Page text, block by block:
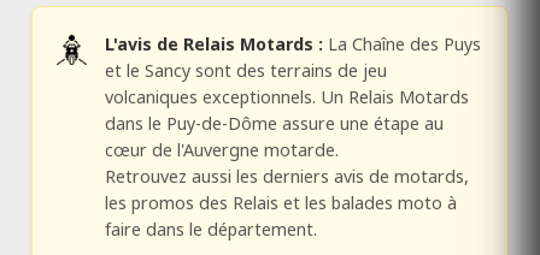
L'avis de Relais Motards : La Chaîne des Puys
et le Sancy sont des terrains de jeu
volcaniques exceptionnels. Un Relais Motards
dans le Puy-de-Dôme assure une étape au
cœur de l'Auvergne motarde.
Retrouvez aussi les derniers avis de motards,
les promos des Relais et les balades moto à
faire dans le département.